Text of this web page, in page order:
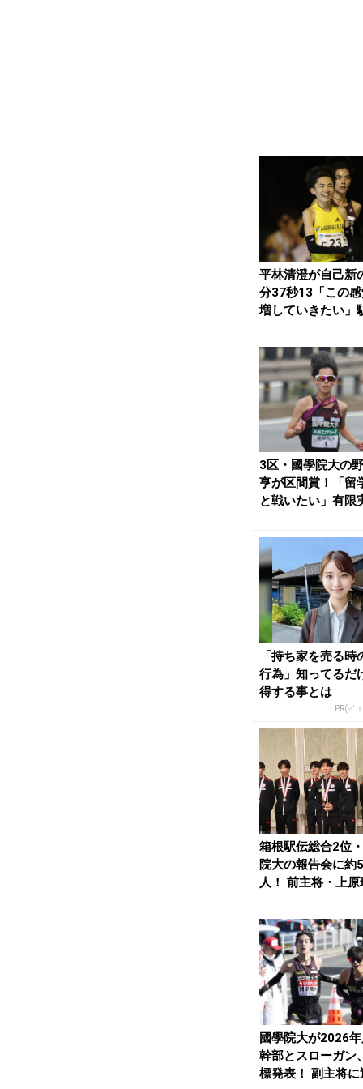
平林清澄が自己新
分37秒13「この
増していきたい」
3区・國學院大の
亨が区間賞！「留
と戦いたい」有限
「持ち家を売る時
行為」知ってるだ
得する事とは
PR(イ
箱根駅伝総合2位
院大の報告会に約
人！ 前主将・上原
國學院大が2026
幹部とスローガン
標発表！ 副主将に